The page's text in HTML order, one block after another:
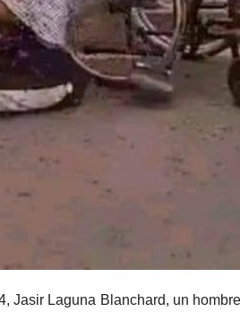
Jasir Laguna Blanchard, un